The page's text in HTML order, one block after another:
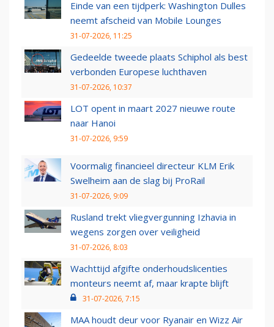
Einde van een tijdperk: Washington Dulles
neemt afscheid van Mobile Lounges
31-07-2026, 11:25
Gedeelde tweede plaats Schiphol als best
verbonden Europese luchthaven
31-07-2026, 10:37
LOT opent in maart 2027 nieuwe route
naar Hanoi
31-07-2026, 9:59
Voormalig financieel directeur KLM Erik
Swelheim aan de slag bij ProRail
31-07-2026, 9:09
Rusland trekt vliegvergunning Izhavia in
wegens zorgen over veiligheid
31-07-2026, 8:03
Wachttijd afgifte onderhoudslicenties
monteurs neemt af, maar krapte blijft
31-07-2026, 7:15
MAA houdt deur voor Ryanair en Wizz Air